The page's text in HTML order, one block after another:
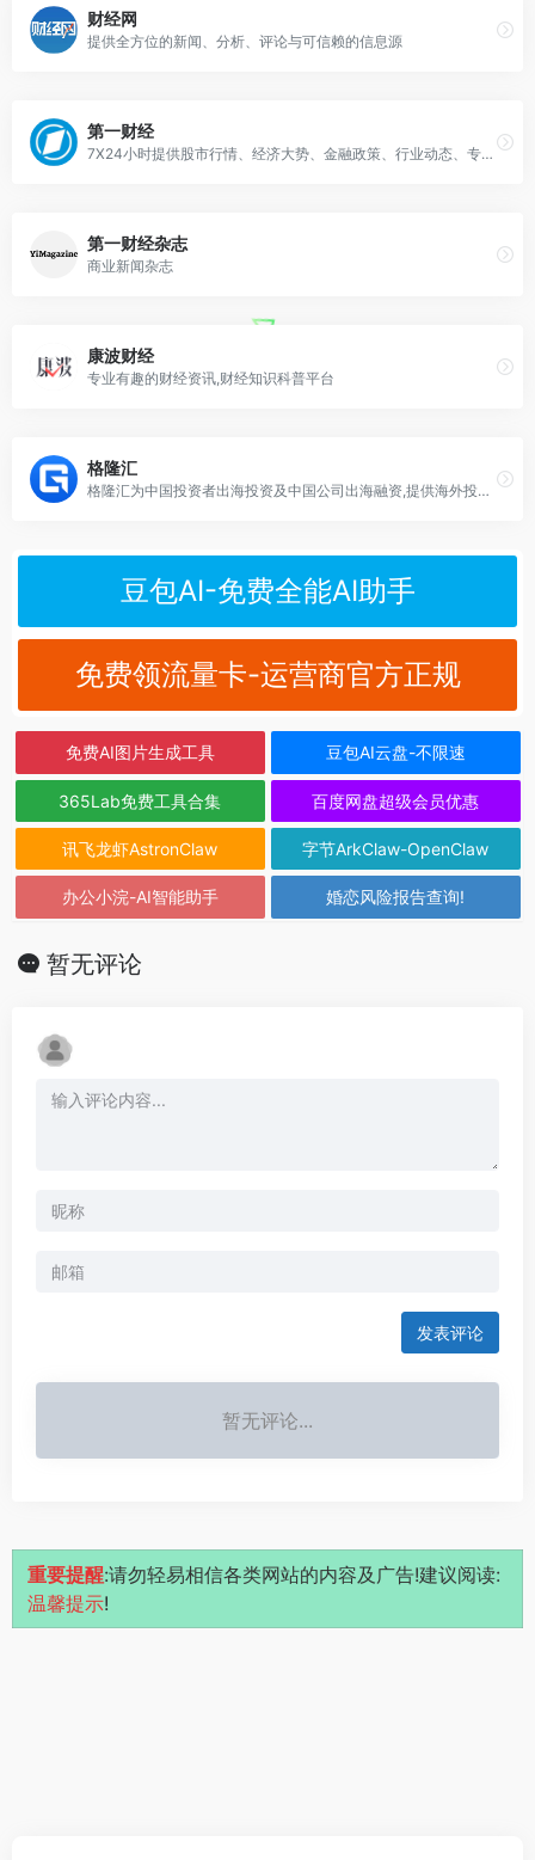
财经网
提供全方位的新闻、分析、评论与可信赖的信息源
第一财经
7X24小时提供股市行情、经济大势、金融政策、行业动态、专家分析等财经资讯
第一财经杂志
商业新闻杂志
康波财经
专业有趣的财经资讯,财经知识科普平台
格隆汇
格隆汇为中国投资者出海投资及中国公司出海融资,提供海外投资,港股开户行情,科创板股票发行数据、资讯、研究、交易等一站式服务
豆包AI-免费全能AI助手
免费领流量卡-运营商官方正规
免费AI图片生成工具 豆包AI云盘-不限速
365Lab免费工具合集 百度网盘超级会员优惠
讯飞龙虾AstronClaw 字节ArkClaw-OpenClaw
办公小浣-AI智能助手 婚恋风险报告查询!
暂无评论
发表评论
暂无评论...
重要提醒:请勿轻易相信各类网站的内容及广告!建议阅读:
温馨提示!